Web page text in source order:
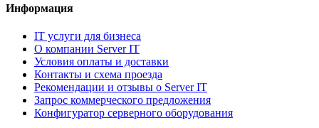
Информация
IT услуги для бизнеса
О компании Server IT
Условия оплаты и доставки
Контакты и схема проезда
Рекомендации и отзывы о Server IT
Запрос коммерческого предложения
Конфигуратор серверного оборудования